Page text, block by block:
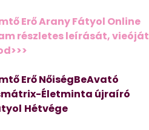
Erő Arany Fátyol Online
részletes leírását, vieóját
Erő NőiségBeAvató
Életminta újraíró
Hétvége